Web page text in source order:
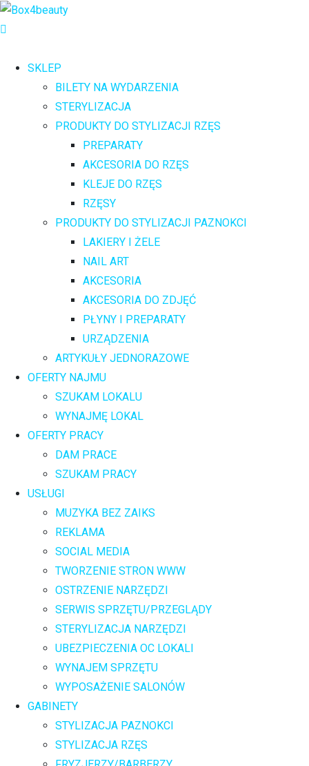
SKLEP
BILETY NA WYDARZENIA
STERYLIZACJA
PRODUKTY DO STYLIZACJI RZĘS
PREPARATY
AKCESORIA DO RZĘS
KLEJE DO RZĘS
RZĘSY
PRODUKTY DO STYLIZACJI PAZNOKCI
LAKIERY I ŻELE
NAIL ART
AKCESORIA
AKCESORIA DO ZDJĘĆ
PŁYNY I PREPARATY
URZĄDZENIA
ARTYKUŁY JEDNORAZOWE
OFERTY NAJMU
SZUKAM LOKALU
WYNAJMĘ LOKAL
OFERTY PRACY
DAM PRACE
SZUKAM PRACY
USŁUGI
MUZYKA BEZ ZAIKS
REKLAMA
SOCIAL MEDIA
TWORZENIE STRON WWW
OSTRZENIE NARZĘDZI
SERWIS SPRZĘTU/PRZEGLĄDY
STERYLIZACJA NARZĘDZI
UBEZPIECZENIA OC LOKALI
WYNAJEM SPRZĘTU
WYPOSAŻENIE SALONÓW
GABINETY
STYLIZACJA PAZNOKCI
STYLIZACJA RZĘS